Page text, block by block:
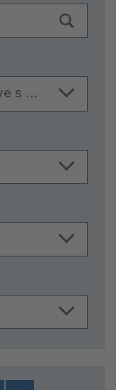
s ...